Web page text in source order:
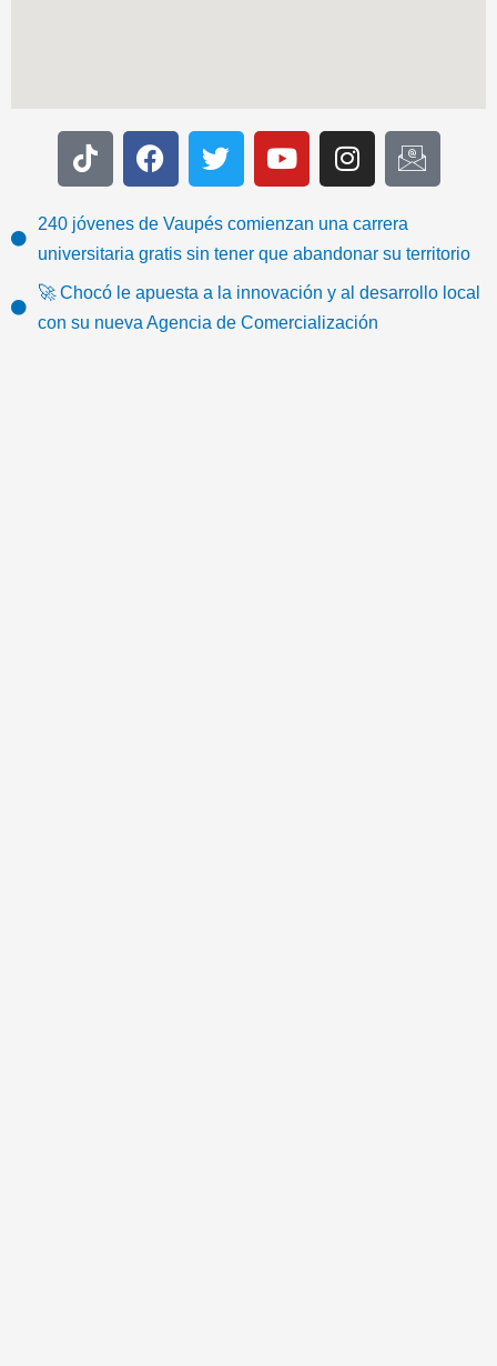
T
i
t
o
k
F
a
e
b
o
o
k
T
w
t
t
e
Y
o
t
u
b
I
n
t
a
g
a
I
c
-
e
240 jóvenes de Vaupés comienzan una carrera
universitaria gratis sin tener que abandonar su territorio
🚀 Chocó le apuesta a la innovación y al desarrollo local
con su nueva Agencia de Comercialización